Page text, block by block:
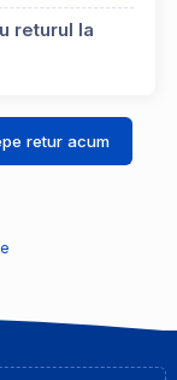
returul la
retur acum